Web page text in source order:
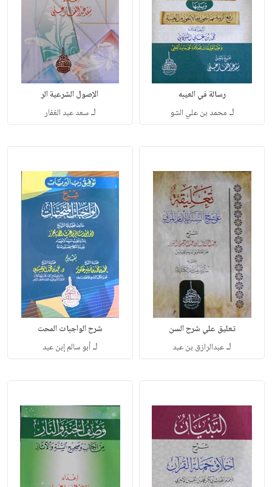
رسالة في العيبه
لـ محمد بن علي الشو
الإصول الشرعية الر
لـسعد عبد الغفار
تعليق علي شرح السن
لـعبدالرازق بن عبد
شرح الواجبات المحت
لـأبو سالم إبن عبد